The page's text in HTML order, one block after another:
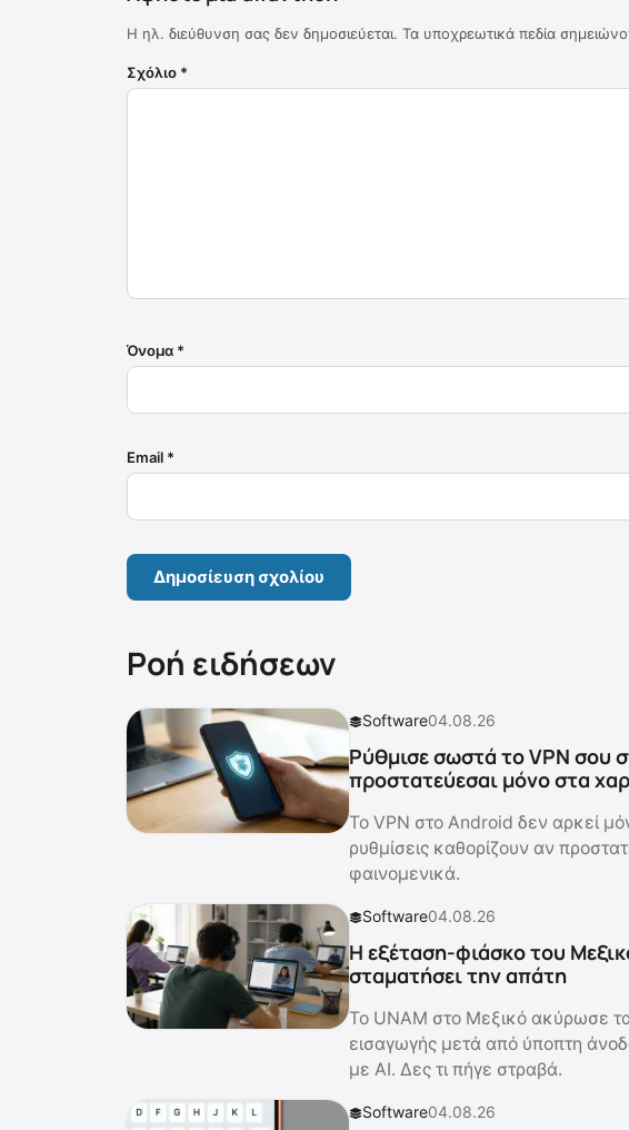
Η ηλ. διεύθυνση σας δεν δημοσιεύεται. Τα υποχρεωτικά πεδία
Σχόλιο *
Όνομα *
Email *
Ροή ειδήσεων
Software04.08.26
Ρύθμισε σωστά το VPN σου
προστατεύεσαι μόνο στα
Το VPN στο Android δεν αρκεί
ρυθμίσεις καθορίζουν αν
φαινομενικά.
Software04.08.26
Η εξέταση-φιάσκο του
σταματήσει την απάτη
Το UNAM στο Μεξικό ακύρωσε
εισαγωγής μετά από ύποπτη
με AI. Δες τι πήγε στραβά.
Software04.08.26